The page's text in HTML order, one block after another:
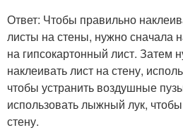
Ответ: Чтобы правильно
листы на стены, нужно сначала
на гипсокартонный лист. Затем
наклеивать лист на стену,
чтобы устранить воздушные
использовать лыжный лук,
стену.